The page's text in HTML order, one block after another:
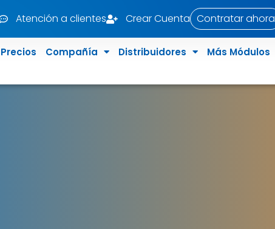
Atención a clientes Crear Cuenta Contratar ahora
Precios Compañía Distribuidores Más Módulos